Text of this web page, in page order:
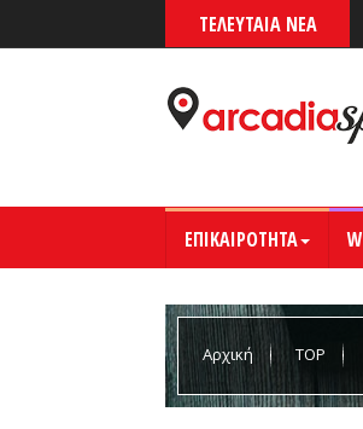
ΤΕΛΕΥΤΑΙΑ ΝΕΑ
ΕΠΙΚΑΙΡΟΤΗΤΑ
Αρχική TOP